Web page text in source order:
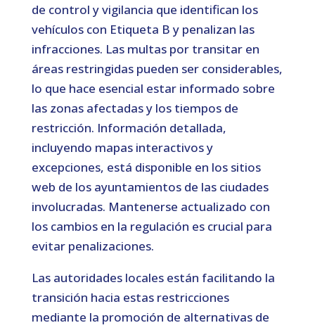
de control y vigilancia que identifican los
vehículos con Etiqueta B y penalizan las
infracciones. Las multas por transitar en
áreas restringidas pueden ser considerables,
lo que hace esencial estar informado sobre
las zonas afectadas y los tiempos de
restricción. Información detallada,
incluyendo mapas interactivos y
excepciones, está disponible en los sitios
web de los ayuntamientos de las ciudades
involucradas. Mantenerse actualizado con
los cambios en la regulación es crucial para
evitar penalizaciones.
Las autoridades locales están facilitando la
transición hacia estas restricciones
mediante la promoción de alternativas de